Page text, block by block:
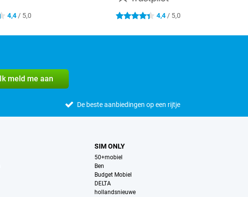
4,4 / 5,0 4.4 sterren 4,4 / 5,0
Ik meld me aan
De beste aanbiedingen op een rijtje
SIM ONLY
50+mobiel
Ben
Budget Mobiel
DELTA
hollandsnieuwe